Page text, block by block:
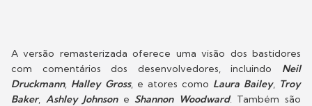
A versão remasterizada oferece uma visão dos bastidores
com comentários dos desenvolvedores, incluindo Neil
Druckmann, Halley Gross, e atores como Laura Bailey, Troy
Baker, Ashley Johnsone Shannon Woodward. Também são